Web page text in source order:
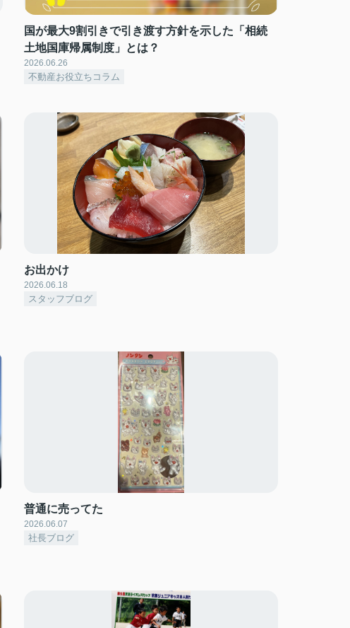
国が最大9割引きで引き渡す方針を示した「相続
土地国庫帰属制度」とは？
2026.06.26
不動産お役立ちコラム
お出かけ
2026.06.18
スタッフブログ
普通に売ってた
2026.06.07
社長ブログ